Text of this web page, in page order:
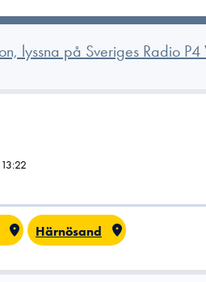
lyssna på Sveriges Radio
Härnösand